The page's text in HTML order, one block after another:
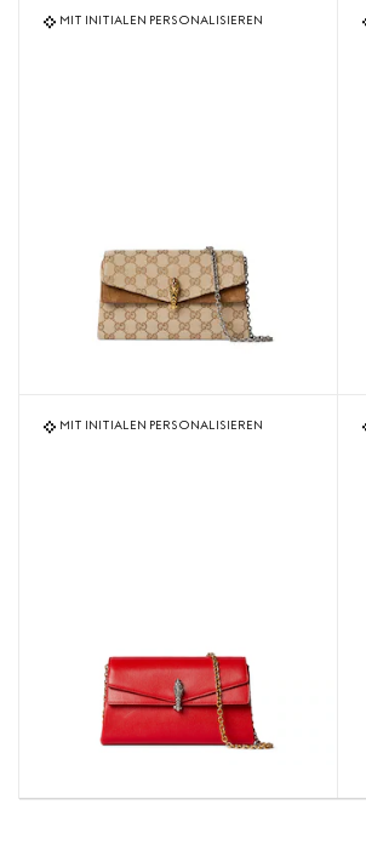
MIT INITIALEN PERSONALISIEREN
MIT INITIALEN PERSONALISIEREN